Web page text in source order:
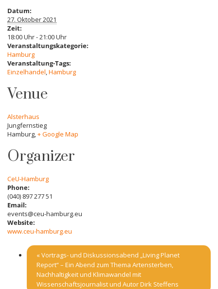
Datum:
27. Oktober 2021
Zeit:
18:00 Uhr - 21:00 Uhr
Veranstaltungskategorie:
Hamburg
Veranstaltung-Tags:
Einzelhandel,Hamburg
Venue
Alsterhaus
Jungfernstieg
Hamburg,+ Google Map
Organizer
CeU-Hamburg
Phone:
(040) 897 277 51
Email:
events@ceu-hamburg.eu
Website:
www.ceu-hamburg.eu
«Vortrags- und Diskussionsabend „Living Planet
Report“ – Ein Abend zum Thema Artensterben,
Nachhaltigkeit und Klimawandel mit
Wissenschaftsjournalist und Autor Dirk Steffens